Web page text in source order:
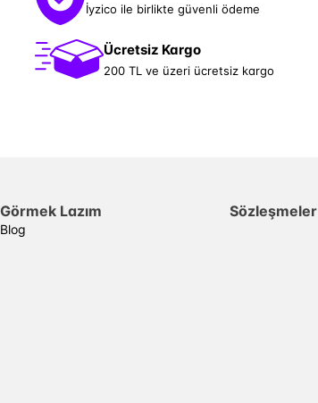
İyzico ile birlikte güvenli ödeme
Ücretsiz Kargo
200 TL ve üzeri ücretsiz kargo
Görmek Lazım
Blog
Sözleşmeler